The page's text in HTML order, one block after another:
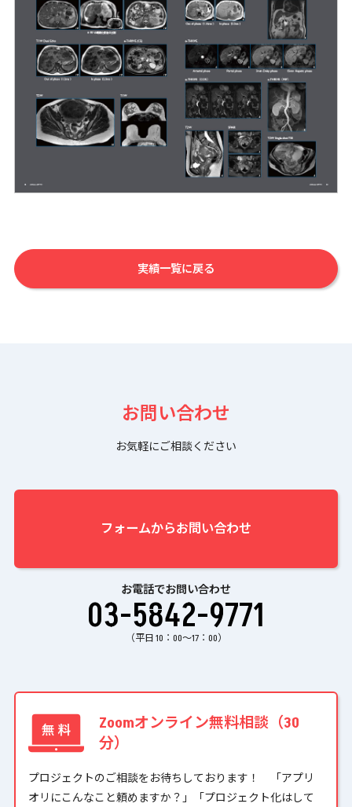
実績一覧に戻る
お問い合わせ
お気軽にご相談ください
フォームからお問い合わせ
お電話でお問い合わせ
03-5842-9771
（平日 10：00〜17：00）
Zoomオンライン無料相談（30
分）
プロジェクトのご相談をお待ちしております！ 「アプリ
オリにこんなこと頼めますか？」「プロジェクト化はして